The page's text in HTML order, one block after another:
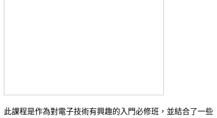
此課程是作為對電子技術有興趣的入門必修班，並結合了一些